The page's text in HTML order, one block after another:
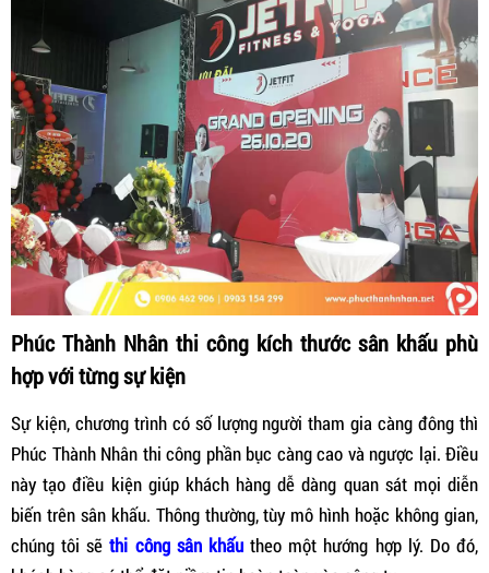
Phúc Thành Nhân thi công kích thước sân khấu phù
hợp với từng sự kiện
Sự kiện, chương trình có số lượng người tham gia càng đông thì
Phúc Thành Nhân thi công phần bục càng cao và ngược lại. Điều
này tạo điều kiện giúp khách hàng dễ dàng quan sát mọi diễn
biến trên sân khấu. Thông thường, tùy mô hình hoặc không gian,
chúng tôi sẽthi công sân khấutheo một hướng hợp lý. Do đó,